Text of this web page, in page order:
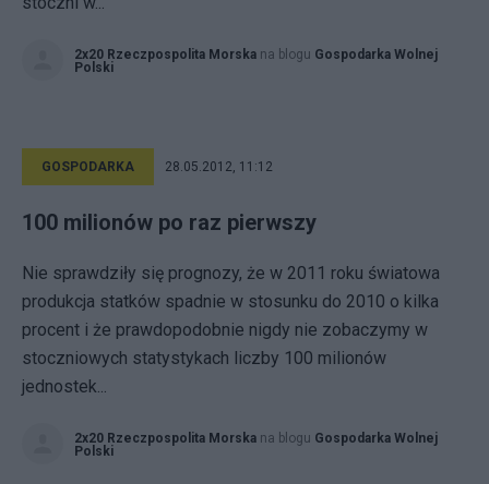
2x20 Rzeczpospolita Morska na blogu Gospodarka Wolnej
Polski
GOSPODARKA 28.05.2012, 11:12
100 milionów po raz pierwszy
Nie sprawdziły się prognozy, że w 2011 roku światowa
produkcja statków spadnie w stosunku do 2010 o kilka
procent i że prawdopodobnie nigdy nie zobaczymy w
stoczniowych statystykach liczby 100 milionów
jednostek...
2x20 Rzeczpospolita Morska na blogu Gospodarka Wolnej
Polski